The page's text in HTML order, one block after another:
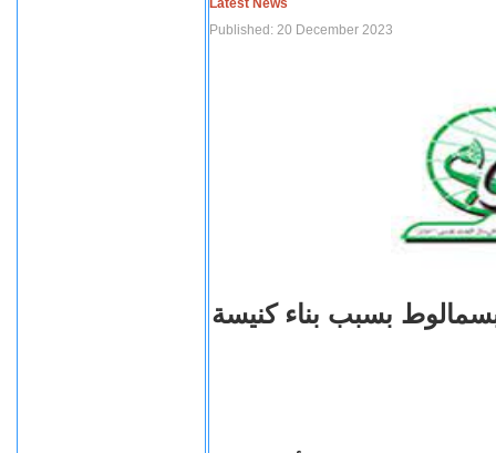
Latest News
Published: 20 December 2023
بسبب بناء كنيسة